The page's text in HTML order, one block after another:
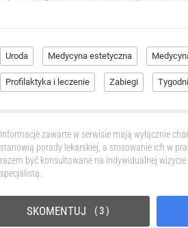
Uroda Medycyna estetyczna
Profilaktyka i leczenie Zabiegi
Informacje zawarte w serwisie mają wyłącznie
stanowią porady lekarskiej, a stosowanie ich w
razem być konsultowane na indywidualnej wizycie
specjalistą.
SKOMENTUJ 3